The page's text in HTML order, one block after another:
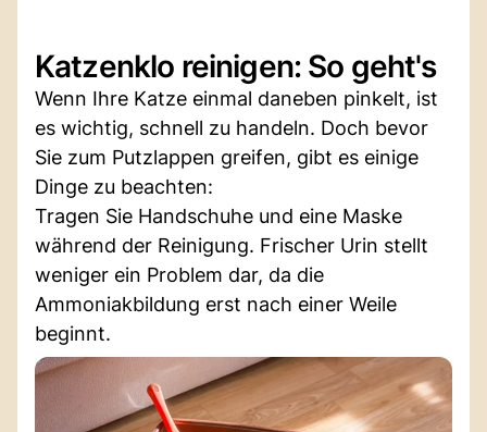
Katzenklo reinigen: So geht's
Wenn Ihre Katze einmal daneben pinkelt, ist
es wichtig, schnell zu handeln. Doch bevor
Sie zum Putzlappen greifen, gibt es einige
Dinge zu beachten:
Tragen Sie Handschuhe und eine Maske
während der Reinigung. Frischer Urin stellt
weniger ein Problem dar, da die
Ammoniakbildung erst nach einer Weile
beginnt.